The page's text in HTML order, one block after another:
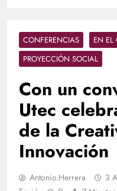
CONFERENCIAS EN EL
PROYECCIÓN SOCIAL
Con un
Utec
de la
Innovación
Antonio.herrera
3